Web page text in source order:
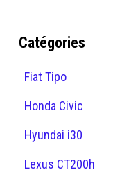
Catégories
Fiat Tipo
Honda Civic
Hyundai i30
Lexus CT200h